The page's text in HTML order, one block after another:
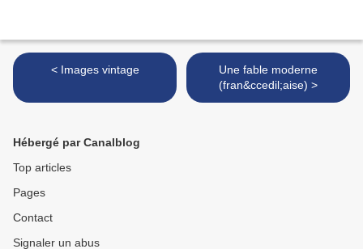
< Images vintage
Une fable moderne
(fran&ccedil;aise) >
Hébergé par Canalblog
Top articles
Pages
Contact
Signaler un abus